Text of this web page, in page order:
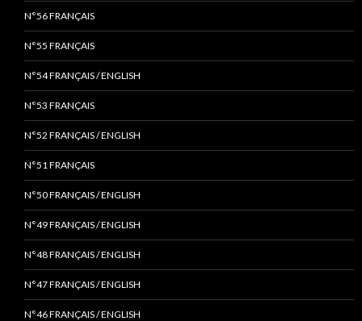
N°56 FRANÇAIS
N°55 FRANÇAIS
N°54 FRANÇAIS / ENGLISH
N°53 FRANÇAIS
N°52 FRANÇAIS / ENGLISH
N°51 FRANÇAIS
N°50 FRANÇAIS / ENGLISH
N°49 FRANÇAIS / ENGLISH
N°48 FRANÇAIS / ENGLISH
N°47 FRANÇAIS / ENGLISH
N°46 FRANÇAIS / ENGLISH